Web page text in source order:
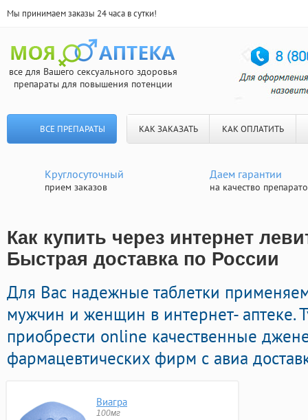
Мы принимаем заказы 24 часа в сутки!
все для Вашего сексуального здоровья
препараты для повышения потенции
ВСЕ ПРЕПАРАТЫ КАК ЗАКАЗАТЬ КАК ОПЛАТИТЬ
Круглосуточный
прием заказов
Даем гарантии
на качество
Как купить через интернет
Быстрая доставка по России
Для Вас надежные таблетки
мужчин и женщин в интернет- аптеке.
приобрести online качественные
фармацевтических фирм с авиа
Виагра
100мг